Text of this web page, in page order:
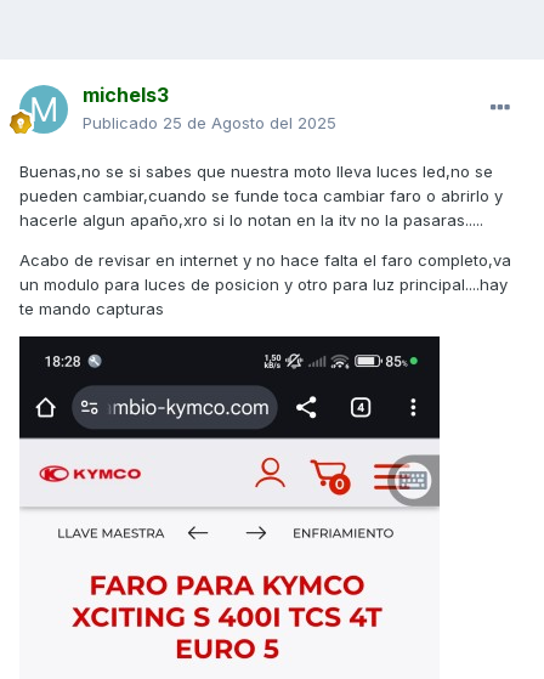
michels3
Publicado 25 de Agosto del 2025
Buenas,no se si sabes que nuestra moto lleva luces led,no se
pueden cambiar,cuando se funde toca cambiar faro o abrirlo y
hacerle algun apaño,xro si lo notan en la itv no la pasaras.....
Acabo de revisar en internet y no hace falta el faro completo,va
un modulo para luces de posicion y otro para luz principal....hay
te mando capturas